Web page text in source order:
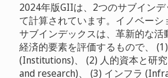
2024年版GIIは、2つのサブイン
て計算されています。イノベー
サブインデックスは、革新的な活
経済的要素を評価するもので、
(Institutions)、 (2) 人的資本と研
and research)、 (3) インフラ